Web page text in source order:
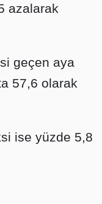
azalarak
geçen aya
57,6 olarak
ise yüzde 5,8